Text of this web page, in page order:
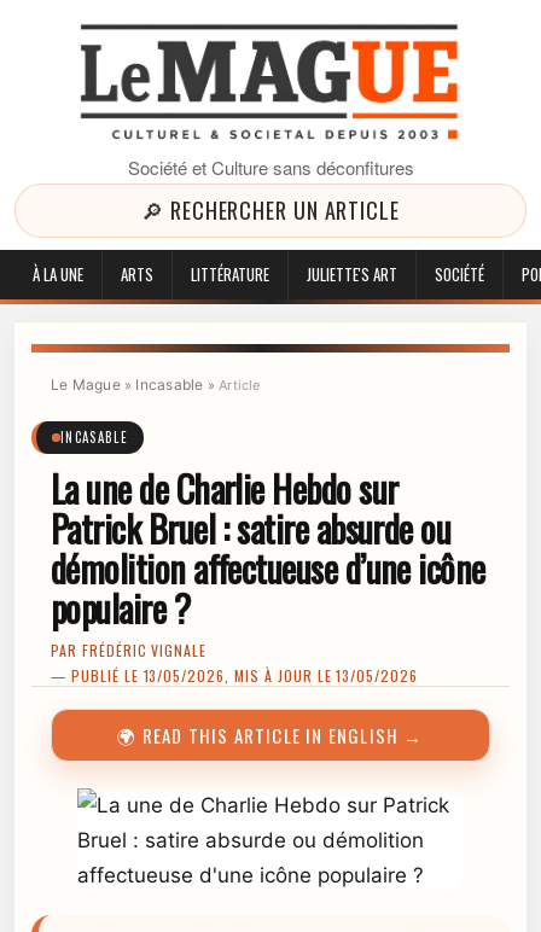
Société et Culture sans déconfitures
🔎 RECHERCHER UN ARTICLE
À LA UNE ARTS LITTÉRATURE JULIETTE'S ART SOCIÉTÉ
Le Mague» Incasable »Article
INCASABLE
La une de Charlie Hebdo sur
Patrick Bruel : satire absurde ou
démolition affectueuse d’une icône
populaire ?
PAR FRÉDÉRIC VIGNALE
— PUBLIÉ LE 13/05/2026, MIS À JOUR LE 13/05/2026
🌍 READ THIS ARTICLE IN ENGLISH →